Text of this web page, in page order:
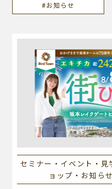
#お知らせ
セミナー・イベント・
ョップ・お知ら